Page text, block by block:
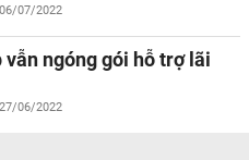
07/2022
vẫn ngóng gói hỗ trợ lãi
06/2022